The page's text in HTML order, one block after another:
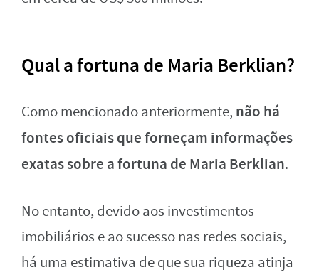
Qual a fortuna de Maria Berklian?
Como mencionado anteriormente, não há
fontes oficiais que forneçam informações
exatas sobre a fortuna de Maria Berklian.
No entanto, devido aos investimentos
imobiliários e ao sucesso nas redes sociais,
há uma estimativa de que sua riqueza atinja